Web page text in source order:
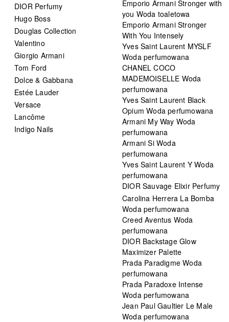
DIOR Perfumy
Hugo Boss
Douglas Collection
Valentino
Giorgio Armani
Tom Ford
Dolce & Gabbana
Estée Lauder
Versace
Lancôme
Indigo Nails
Emporio Armani Stronger with
you Woda toaletowa
Emporio Armani Stronger
With You Intensely
Yves Saint Laurent MYSLF
Woda perfumowana
CHANEL COCO
MADEMOISELLE Woda
perfumowana
Yves Saint Laurent Black
Opium Woda perfumowana
Armani My Way Woda
perfumowana
Armani Si Woda
perfumowana
Yves Saint Laurent Y Woda
perfumowana
DIOR Sauvage Elixir Perfumy
Carolina Herrera La Bomba
Woda perfumowana
Creed Aventus Woda
perfumowana
DIOR Backstage Glow
Maximizer Palette
Prada Paradigme Woda
perfumowana
Prada Paradoxe Intense
Woda perfumowana
Jean Paul Gaultier Le Male
Woda perfumowana